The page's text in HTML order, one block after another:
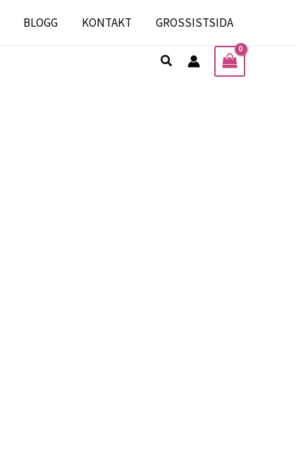
BLOGG KONTAKT GROSSISTSIDA
Sök